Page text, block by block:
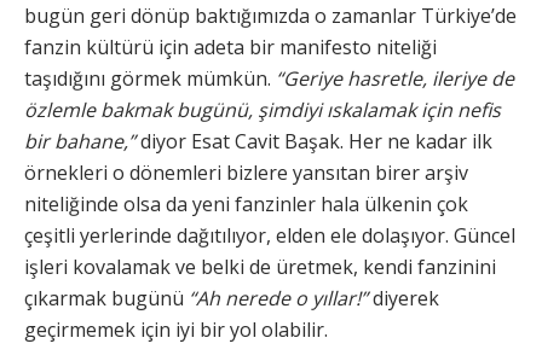
bugün geri dönüp baktığımızda o zamanlar Türkiye’de
fanzin kültürü için adeta bir manifesto niteliği
taşıdığını görmek mümkün. “Geriye hasretle, ileriye de
özlemle bakmak bugünü, şimdiyi ıskalamak için nefis
bir bahane,”diyor Esat Cavit Başak. Her ne kadar ilk
örnekleri o dönemleri bizlere yansıtan birer arşiv
niteliğinde olsa da yeni fanzinler hala ülkenin çok
çeşitli yerlerinde dağıtılıyor, elden ele dolaşıyor. Güncel
işleri kovalamak ve belki de üretmek, kendi fanzinini
çıkarmak bugünü “Ah nerede o yıllar!”diyerek
geçirmemek için iyi bir yol olabilir.